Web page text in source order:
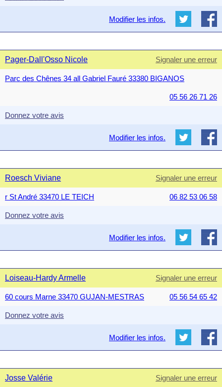
Modifier les infos.
Pager-Dall'Osso Nicole Signaler une erreur
Parc des Chênes 34 all Gabriel Fauré 33380 BIGANOS
05 56 26 71 26
Donnez votre avis
Modifier les infos.
Roesch Viviane Signaler une erreur
r St André 33470 LE TEICH 06 82 53 06 58
Donnez votre avis
Modifier les infos.
Loiseau-Hardy Armelle Signaler une erreur
60 cours Marne 33470 GUJAN-MESTRAS 05 56 54 65 42
Donnez votre avis
Modifier les infos.
Josse Valérie Signaler une erreur